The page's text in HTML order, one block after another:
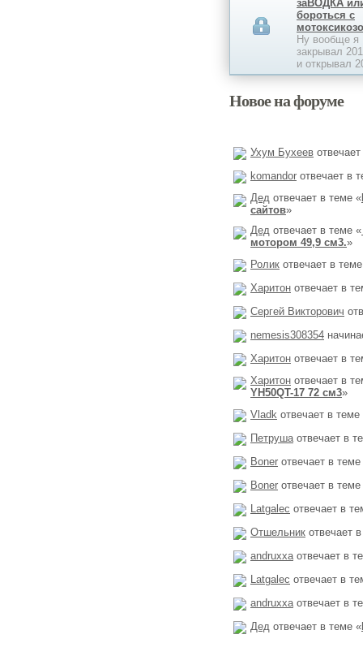
заВОДКА
бороться с
Ну вообще я
закрывал
и открывал
Новое на форуме
Ухум Бухеев
komandor отвечает в
Дед отвечает в теме «
сайтов»
Дед отвечает в теме «
мотором 49,9 см3.»
Ролик отвечает в
Харитон отвечает в
Сергей Викторович
nemesis308354
Харитон отвечает в
Харитон отвечает в
YH50QT-17 72 см3»
Vladk отвечает в теме
Петрушаотвечает в
Boner отвечает в теме
Boner отвечает в теме
Latgalec отвечает в
Отшельник отвечает
andruxxaотвечает в
Latgalec отвечает в
andruxxaотвечает в
Дед отвечает в теме «